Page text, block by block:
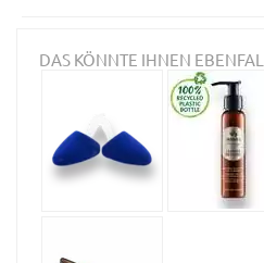
DAS KÖNNTE IHNEN